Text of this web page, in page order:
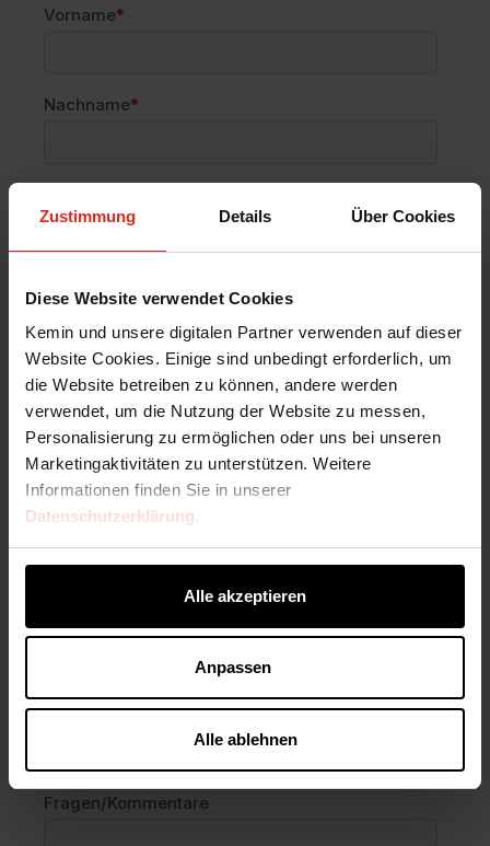
Zustimmung Details Über Cookies
Diese Website verwendet Cookies
Kemin und unsere digitalen Partner verwenden auf dieser
Website Cookies. Einige sind unbedingt erforderlich, um
die Website betreiben zu können, andere werden
verwendet, um die Nutzung der Website zu messen,
Personalisierung zu ermöglichen oder uns bei unseren
Marketingaktivitäten zu unterstützen. Weitere
Informationen finden Sie in unserer
Datenschutzerklärung.
Alle akzeptieren
Anpassen
Alle ablehnen